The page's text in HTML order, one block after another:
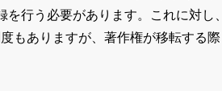
行う必要があります。これに対し、
もありますが、著作権が移転する際